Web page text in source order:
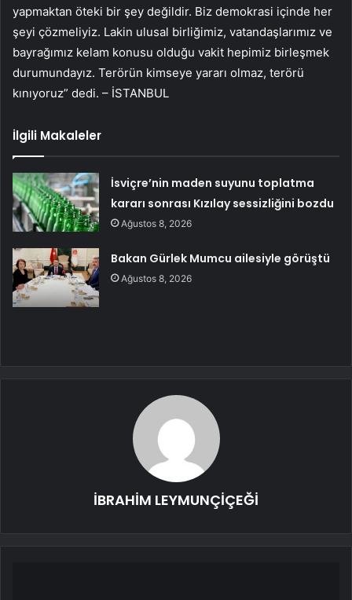
yapmaktan öteki bir şey değildir. Biz demokrasi içinde her
şeyi çözmeliyiz. Lakin ulusal birliğimiz, vatandaşlarımız ve
bayrağımız kelam konusu olduğu vakit hepimiz birleşmek
durumundayız. Terörün kimseye yararı olmaz, terörü
kınıyoruz” dedi. – İSTANBUL
İlgili Makaleler
İsviçre’nin maden suyunu toplatma
kararı sonrası Kızılay sessizliğini bozdu
Ağustos 8, 2026
Bakan Gürlek Mumcu ailesiyle görüştü
Ağustos 8, 2026
İBRAHİM LEYMUNÇİÇEĞİ